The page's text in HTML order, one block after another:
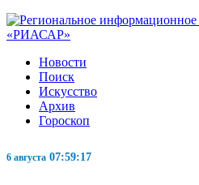
«РИАСАР»
Новости
Поиск
Искусство
Архив
Гороскоп
6 августа 07:59:18